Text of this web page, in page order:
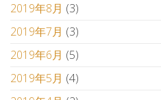
2019年8月 (3)
2019年7月 (3)
2019年6月 (5)
2019年5月 (4)